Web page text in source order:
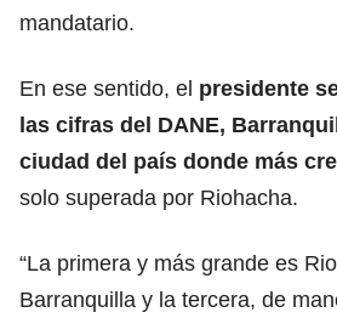
mandatario.
En ese sentido, el presidente
las cifras del DANE,
ciudad del país donde más
solo superada por Riohacha.
“La primera y más grande es
Barranquilla y la tercera, de